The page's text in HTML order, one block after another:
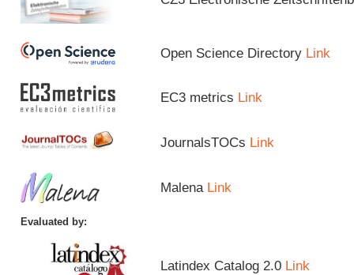
Open Science Directory Link
EC3 metrics Link
JournalsTOCs Link
Malena Link
Evaluated by:
Latindex Catalog 2.0 Link